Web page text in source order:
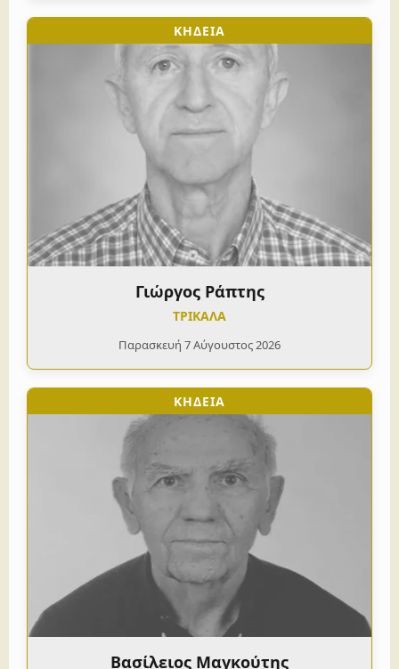
ΚΗΔΕΙΑ
Γιώργος Ράπτης
ΤΡΙΚΑΛΑ
Παρασκευή 7 Αύγουστος 2026
ΚΗΔΕΙΑ
Βασίλειος Μαγκούτης